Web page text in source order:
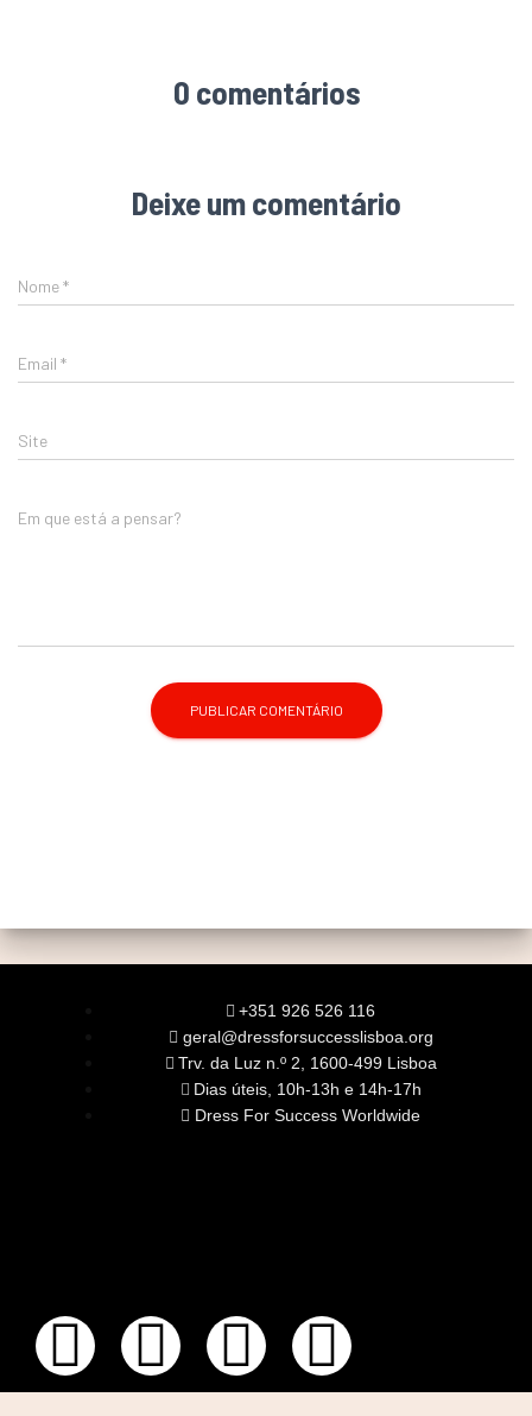
0 comentários
Deixe um comentário
Nome*
Email *
Site
Em que está a pensar?
+351 926 526 116
geral@dressforsuccesslisboa.org
Trv. da Luz n.º 2, 1600-499 Lisboa
Dias úteis, 10h-13h e 14h-17h
Dress For Success Worldwide